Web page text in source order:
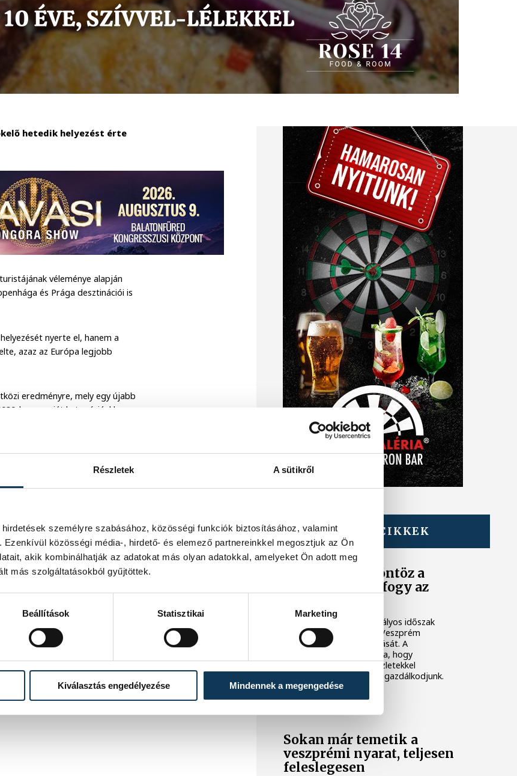
Részletek A sütikről
személyre szabásához, közösségi funkciók biztosításához, valamint
Ezenkívül közösségi média-, hirdető- és elemező partnereinkkel megosztjuk az Ön
akik kombinálhatják az adatokat más olyan adatokkal, amelyeket Ön adott meg
más szolgáltatásokból gyűjtöttek.
Beállítások Statisztikai Marketing
Kiválasztás engedélyezése Mindennek a megengedése
hetedik helyezést érte
véleménye alapján
és Prága desztinációi is
nyerte el, hanem a
azaz az Európa legjobb
eredményre, mely egy újabb
ban a saját kategóriánkban
Attila
TOVÁBBI CIKKEK
KÖZÉLET
Folyamatosan öntöz a
VKSZ, mégsem fogy az
A tartós hőség és az aszályos időszak
komoly kihívás elé állítja Veszprém
zöldfelületeinek fenntartását. A
városvezetés kiemelt célja, hogy
rendelkezésre álló vízkészletekkel
takarékosan és felelősen gazdálkodjunk.
Sokan már temetik a
veszprémi nyarat, teljesen
feleslegesen